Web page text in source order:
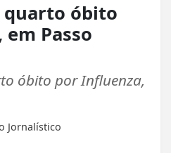
quarto óbito
Passo
óbito por Influenza,
Jornalístico